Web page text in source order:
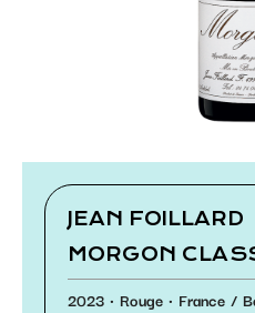
Paramétrer les
JEAN FOILLARD
MORGON
2023 Rouge France